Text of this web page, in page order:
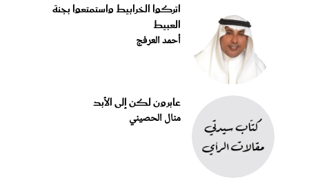
اتركوا الخرابيط واستمتعوا بجنة
العبيط
أحمد العرفج
عابرون لكن إلى الأبد
منال الحصيني